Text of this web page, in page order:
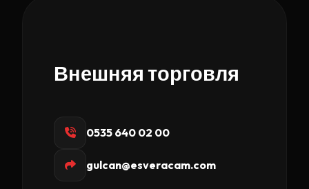
Внешняя торговля
0535 640 02 00
gulcan@esveracam.com